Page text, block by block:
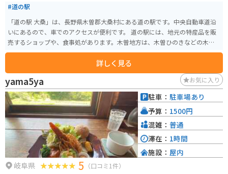
#道の駅
「道の駅 大桑」は、長野県木曽郡大桑村にある道の駅です。中央自動車道沿
いにあるので、車でのアクセスが便利です。 道の駅には、地元の特産品を販
売するショップや、食事処があります。木曽地方は、木曽ひのきなどの木材
の産地として有名で、道の駅でも、それらを使った工芸品やお土産が販売さ
す。名物は、木曽牛や、山菜を使ったそば、五平餅などです。 バイクで訪れ
る場合、道の駅には広い駐車場が完備されているので安心です。中央自動車
道沿いの道の駅なので、ツーリングの休憩場所としても最適です。 周辺に
は、木曽五木で有名な森林鉄道「赤沢自然休養林」や、温泉施設「阿寺渓谷
温泉」など、観光スポットも充実しているので、ぜひ立ち寄ってみてくださ
い。
詳しく見る
yama5ya お気に入り
岐阜県 5 （口コミ1件）
駐車： 駐車場あり
予算： 1500円
混雑： 普通
滞在： 1時間
施設： 屋内